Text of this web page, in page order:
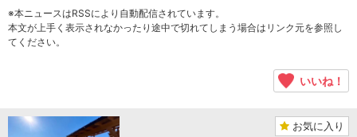
※本ニュースはRSSにより自動配信されています。
本文が上手く表示されなかったり途中で切れてしまう場合はリンク元を参照し
てください。
いいね！
お気に入り